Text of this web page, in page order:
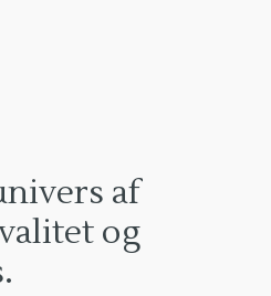
af
og